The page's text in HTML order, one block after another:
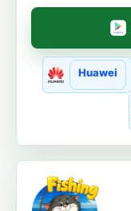
Huawei